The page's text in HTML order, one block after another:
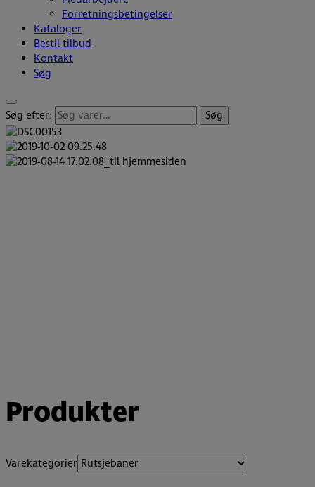
Forretningsbetingelser
Kataloger
Bestil tilbud
Kontakt
Søg
Søg efter: Søg
Produkter
Varekategorier